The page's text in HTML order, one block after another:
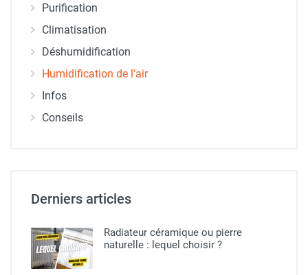
Purification
Climatisation
Déshumidification
Humidification de l'air
Infos
Conseils
Derniers articles
Radiateur céramique ou pierre
naturelle​ : lequel choisir ?